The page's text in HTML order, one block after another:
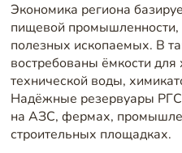
Экономика региона
пищевой
полезных ископаемых. В
востребованы ёмкости для
технической воды,
Надёжные резервуары
на АЗС, фермах,
строительных площадках.